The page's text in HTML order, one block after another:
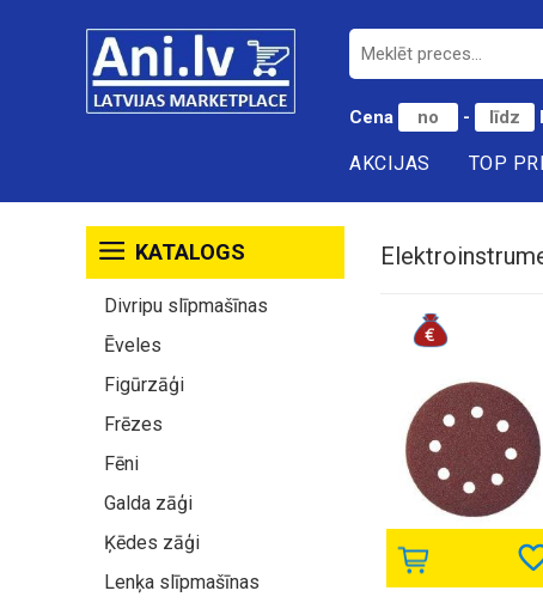
Cena -
AKCIJAS TOP
KATALOGS
Divripu slīpmašīnas
Ēveles
Figūrzāģi
Frēzes
Fēni
Galda zāģi
Ķēdes zāģi
Lenķa slīpmašīnas